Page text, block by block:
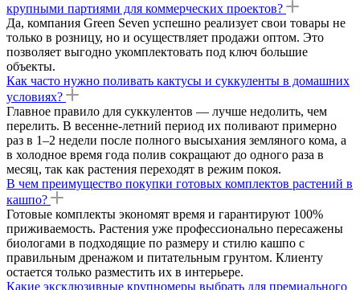
крупными партиями для коммерческих проектов?
Да, компания Green Seven успешно реализует свои товары не
только в розницу, но и осуществляет продажи оптом. Это
позволяет выгодно укомплектовать под ключ большие
объекты.
Как часто нужно поливать кактусы и суккуленты в домашних
условиях?
Главное правило для суккулентов — лучше недолить, чем
перелить. В весенне-летний период их поливают примерно
раз в 1–2 недели после полного высыхания земляного кома, а
в холодное время года полив сокращают до одного раза в
месяц, так как растения переходят в режим покоя.
В чем преимущество покупки готовых комплектов растений в
кашпо?
Готовые комплекты экономят время и гарантируют 100%
приживаемость. Растения уже профессионально пересажены
биологами в подходящие по размеру и стилю кашпо с
правильным дренажом и питательным грунтом. Клиенту
остается только разместить их в интерьере.
Какие эксклюзивные крупномеры выбрать для премиального